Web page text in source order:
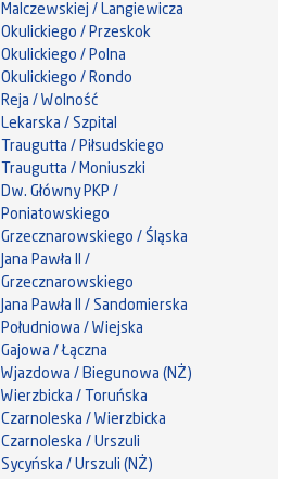
Malczewskiej / Langiewicza
Okulickiego / Przeskok
Okulickiego / Polna
Okulickiego / Rondo
Reja / Wolność
Lekarska / Szpital
Traugutta / Piłsudskiego
Traugutta / Moniuszki
Dw. Główny PKP /
Poniatowskiego
Grzecznarowskiego / Śląska
Jana Pawła II /
Grzecznarowskiego
Jana Pawła II / Sandomierska
Południowa / Wiejska
Gajowa / Łączna
Wjazdowa / Biegunowa (NŻ)
Wierzbicka / Toruńska
Czarnoleska / Wierzbicka
Czarnoleska / Urszuli
Sycyńska / Urszuli (NŻ)